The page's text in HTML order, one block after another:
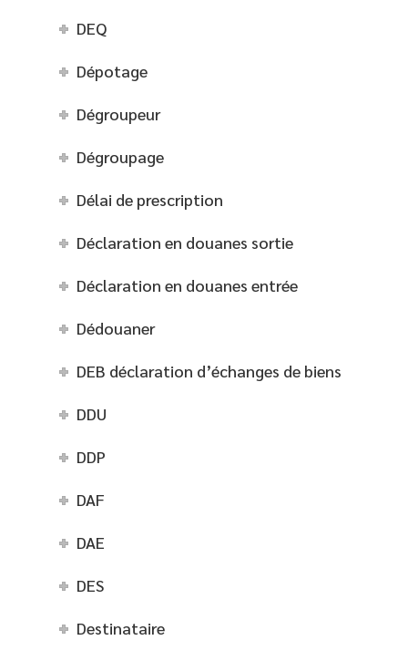
DEQ
Dépotage
Dégroupeur
Dégroupage
Délai de prescription
Déclaration en douanes sortie
Déclaration en douanes entrée
Dédouaner
DEB déclaration d’échanges de biens
DDU
DDP
DAF
DAE
DES
Destinataire